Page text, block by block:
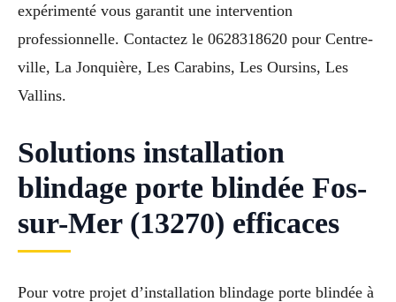
expérimenté vous garantit une intervention
professionnelle. Contactez le 0628318620 pour Centre-
ville, La Jonquière, Les Carabins, Les Oursins, Les
Vallins.
Solutions installation
blindage porte blindée Fos-
sur-Mer (13270) efficaces
Pour votre projet d’installation blindage porte blindée à